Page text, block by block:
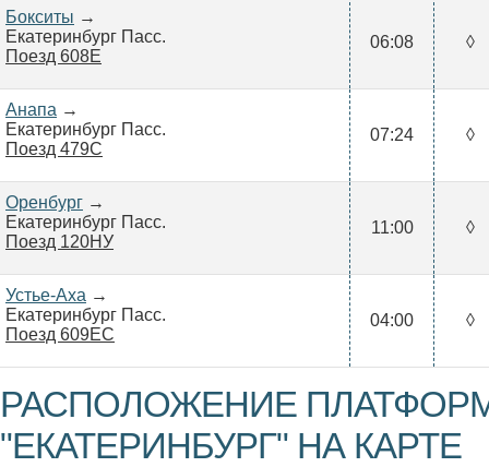
Бокситы →
Екатеринбург Пасс.
Поезд 608Е
06:08 ◊
Анапа →
Екатеринбург Пасс.
Поезд 479С
07:24 ◊
Оренбург →
Екатеринбург Пасс.
Поезд 120НУ
11:00 ◊
Устье-Аха →
Екатеринбург Пасс.
Поезд 609ЕС
04:00 ◊
РАСПОЛОЖЕНИЕ
"ЕКАТЕРИНБУРГ" НА КАРТЕ